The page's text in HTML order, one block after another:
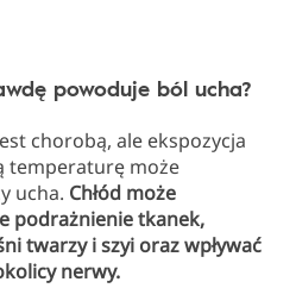
powoduje ból ucha?
chorobą, ale ekspozycja
temperaturę może
ucha. Chłód może
podrażnienie tkanek,
twarzy i szyi oraz wpływać
nerwy.